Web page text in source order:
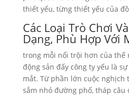
thiết yếu, từng thiết yếu của
Các Loại Trò Chơi
Dạng, Phù Hợp Với
trong mỗi nổi trội hơn của thế
động sản đấy công ty yếu là
mắt. Từ phần lớn cuộc nghịch
sắm nhỏ đường phố, tháp